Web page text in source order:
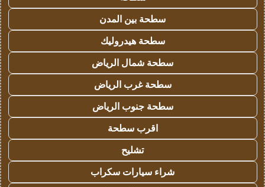
سطحة بين المدن
سطحة هيدروليك
سطحة شمال الرياض
سطحة غرب الرياض
سطحة جنوب الرياض
اقرب سطحة
تشليح
شراء سيارات سكراب